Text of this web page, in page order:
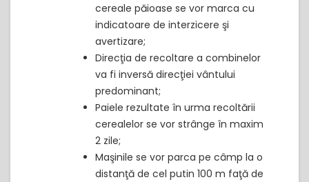
cereale păioase se vor marca cu
indicatoare de interzicere şi
avertizare;
Direcţia de recoltare a combinelor
va fi inversă direcţiei vântului
predominant;
Paiele rezultate în urma recoltării
cerealelor se vor strânge în maxim
2 zile;
Maşinile se vor parca pe câmp la o
distanţă de cel putin 100 m faţă de